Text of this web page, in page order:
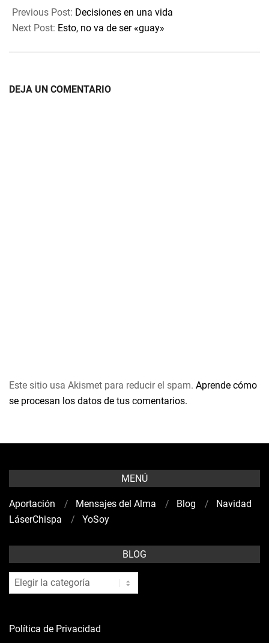
06-
04
Previous Post: Decisiones en una vida
Next Post: Esto, no va de ser «guay»
DEJA UN COMENTARIO
Este sitio usa Akismet para reducir el spam. Aprende cómo
se procesan los datos de tus comentarios.
MENÚ
Aportación Mensajes del Alma Blog
Navidad
LáserChispa
YoSoy
BLOG
blog
Política de Privacidad